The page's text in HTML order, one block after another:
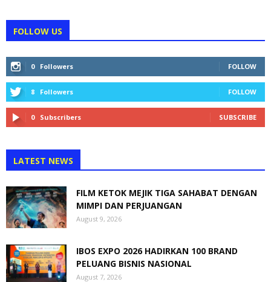
FOLLOW US
0 Followers FOLLOW
8 Followers FOLLOW
0 Subscribers SUBSCRIBE
LATEST NEWS
FILM KETOK MEJIK TIGA SAHABAT DENGAN
MIMPI DAN PERJUANGAN
August 9, 2026
IBOS EXPO 2026 HADIRKAN 100 BRAND
PELUANG BISNIS NASIONAL
August 7, 2026